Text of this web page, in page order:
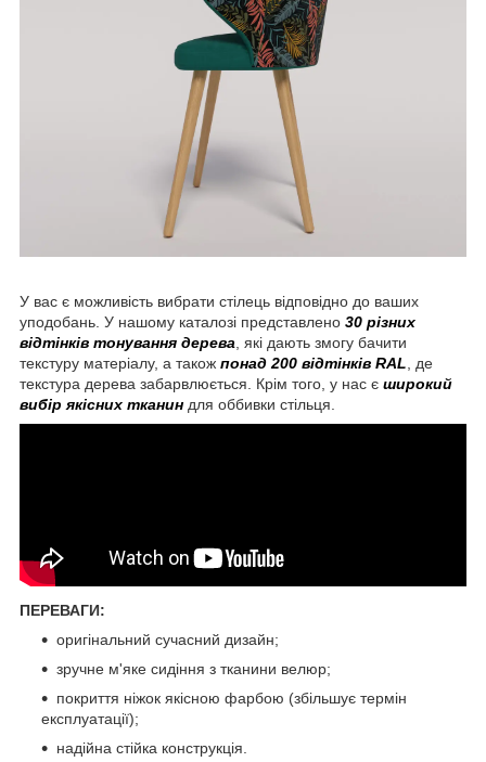
У вас є можливість вибрати стілець відповідно до ваших
уподобань. У нашому каталозі представлено 30 різних
відтінків тонування дерева, які дають змогу бачити
текстуру матеріалу, а також понад 200 відтінків RAL, де
текстура дерева забарвлюється. Крім того, у нас є широкий
вибір якісних тканин для оббивки стільця.
ПЕРЕВАГИ:
оригінальний сучасний дизайн;
зручне м'яке сидіння з тканини велюр;
покриття ніжок якісною фарбою (збільшує термін
експлуатації);
надійна стійка конструкція.